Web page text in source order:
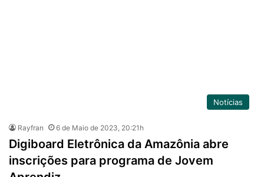
Notícias
Rayfran 6 de Maio de 2023, 20:21h
Digiboard Eletrônica da Amazônia abre
inscrições para programa de Jovem